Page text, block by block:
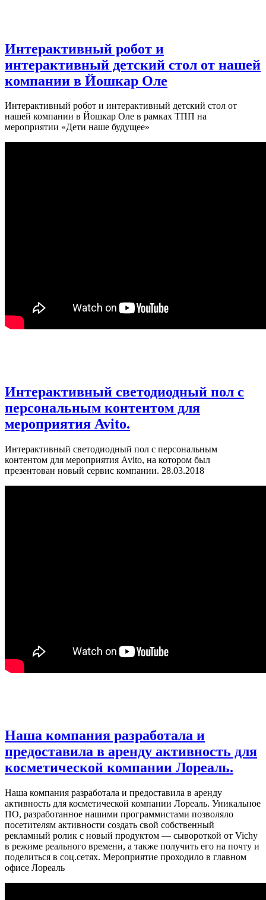
Интерактивный робот и
интерактивный детский стол от нашей
компании в Йошкар Оле
Интерактивный робот и интерактивный детский стол от
нашей компании в Йошкар Оле в рамках ТПП на
мероприятии «Дети наше будущее»
Интерактивный светодиодный пол с
персональным контентом для
мероприятия Avito.
Интерактивный светодиодный пол с персональным
контентом для мероприятия Avito, на котором был
презентован новый сервис компании. 28.03.2018
Наша компания разработала и
предоставила в аренду активность для
косметической компании Лореаль.
Наша компания разработала и предоставила в аренду
активность для косметической компании Лореаль. Уникальное
ПО, разработанное нашими программистами позволяло
посетителям активности создать свой собственный
рекламный ролик с новый продуктом — сывороткой от Vichy
в режиме реального времени, а также получить его на почту и
поделиться в соц.сетях. Мероприятие проходило в главном
офисе Лореаль